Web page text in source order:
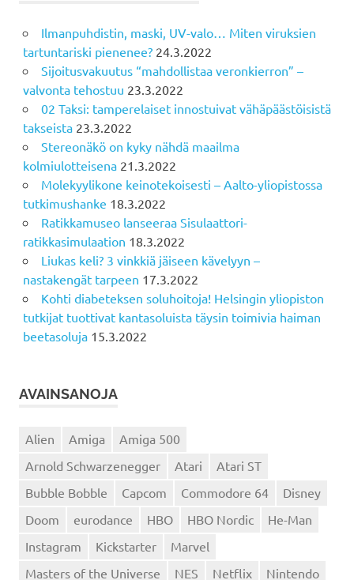
Ilmanpuhdistin, maski, UV-valo… Miten viruksien
tartuntariski pienenee? 24.3.2022
Sijoitusvakuutus “mahdollistaa veronkierron” –
valvonta tehostuu 23.3.2022
02 Taksi: tamperelaiset innostuivat vähäpäästöisistä
takseista 23.3.2022
Stereonäkö on kyky nähdä maailma
kolmiulotteisena 21.3.2022
Molekyylikone keinotekoisesti – Aalto-yliopistossa
tutkimushanke 18.3.2022
Ratikkamuseo lanseeraa Sisulaattori-
ratikkasimulaation 18.3.2022
Liukas keli? 3 vinkkiä jäiseen kävelyyn –
nastakengät tarpeen 17.3.2022
Kohti diabeteksen soluhoitoja! Helsingin yliopiston
tutkijat tuottivat kantasoluista täysin toimivia haiman
beetasoluja 15.3.2022
AVAINSANOJA
Alien Amiga
Amiga 500
Arnold Schwarzenegger
Atari
Atari ST
Bubble Bobble
Capcom Commodore 64
Disney
Doom
eurodance HBO HBO Nordic
He-Man
Instagram
Kickstarter
Marvel
Masters of the Universe
NES Netflix Nintendo